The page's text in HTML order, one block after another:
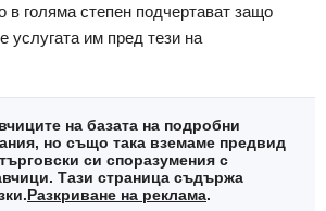
в голяма степен подчертават защо
услугата им пред тези на
на базата на подробни
но също така вземаме предвид
си споразумения с
Тази страница съдържа
Разкриване на реклама.